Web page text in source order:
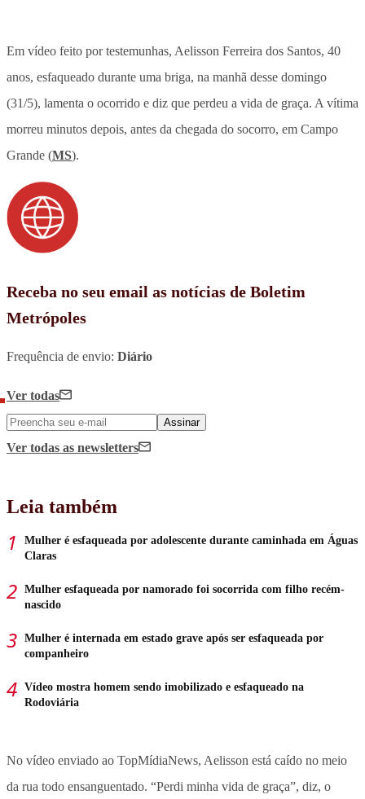
Em vídeo feito por testemunhas, Aelisson Ferreira dos Santos, 40
anos, esfaqueado durante uma briga, na manhã desse domingo
(31/5), lamenta o ocorrido e diz que perdeu a vida de graça. A vítima
morreu minutos depois, antes da chegada do socorro, em Campo
Grande (MS).
Receba no seu email as notícias de Boletim
Metrópoles
Frequência de envio: Diário
Ver todas
Assinar
Ver todas as newsletters
Leia também
Mulher é esfaqueada por adolescente durante caminhada em Águas
Claras
Mulher esfaqueada por namorado foi socorrida com filho recém-
nascido
Mulher é internada em estado grave após ser esfaqueada por
companheiro
Vídeo mostra homem sendo imobilizado e esfaqueado na
Rodoviária
No vídeo enviado ao TopMídiaNews, Aelisson está caído no meio
da rua todo ensanguentado. “Perdi minha vida de graça”, diz, o